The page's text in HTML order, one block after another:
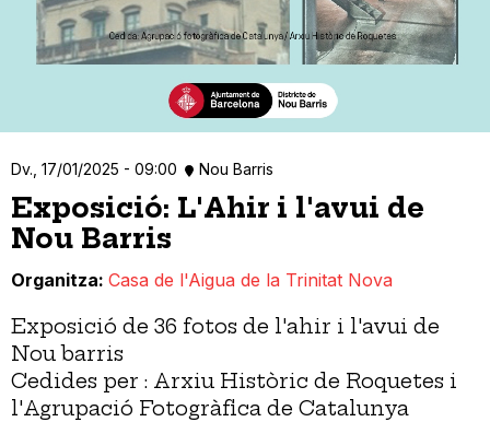
Dv., 17/01/2025 - 09:00 Nou Barris
Exposició: L'Ahir i l'avui de
Nou Barris
Organitza Casa de l'Aigua de la Trinitat Nova
Exposició de 36 fotos de l'ahir i l'avui de
Nou barris
Cedides per : Arxiu Històric de Roquetes i
l'Agrupació Fotogràfica de Catalunya